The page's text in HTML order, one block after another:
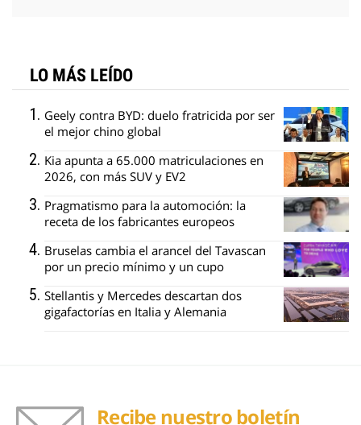
LO MÁS LEÍDO
Geely contra BYD: duelo fratricida por ser
el mejor chino global
Kia apunta a 65.000 matriculaciones en
2026, con más SUV y EV2
Pragmatismo para la automoción: la
receta de los fabricantes europeos
Bruselas cambia el arancel del Tavascan
por un precio mínimo y un cupo
Stellantis y Mercedes descartan dos
gigafactorías en Italia y Alemania
Recibe nuestro boletín